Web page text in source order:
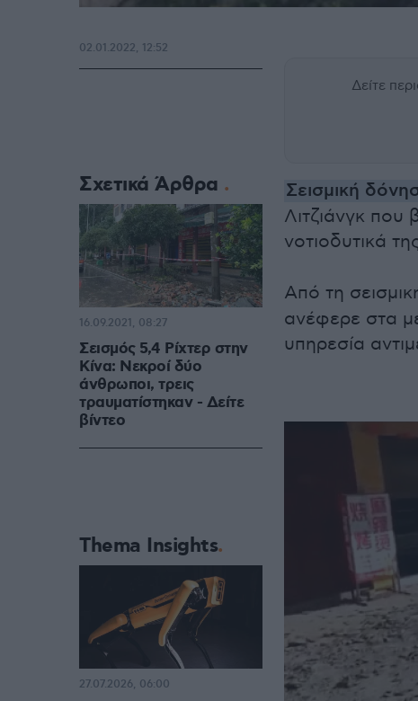
Δείτε
Σεισμική
Λιτζιάνγκ που
νοτιοδυτικά
Από τη
ανέφερε στα
υπηρεσία
02.01.2022, 12:52
Σχετικά Άρθρα
Σεισμός 5,4 Ρίχτερ στην
Κίνα: Νεκροί δύο
άνθρωποι, τρεις
τραυματίστηκαν - Δείτε
βίντεο
16.09.2021, 08:27
Thema Insights
27.07.2026, 06:00